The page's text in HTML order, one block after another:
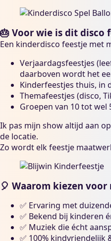
🎂 Voor wie is dit disco
Een kinderdisco feestje met
Verjaardagsfeestjes
daarboven wordt het
Kinderfeestjes thuis, in
Themafeestjes (disco,
Groepen van 10 tot wel
Ik pas mijn show altijd aan
de locatie.
Zo wordt elk feestje
🎈 Waarom kiezen voor
✅ Ervaring met
✅ Bekend bij kinderen
✅ Muziekdie écht
✅ 100% kindvriendelijk